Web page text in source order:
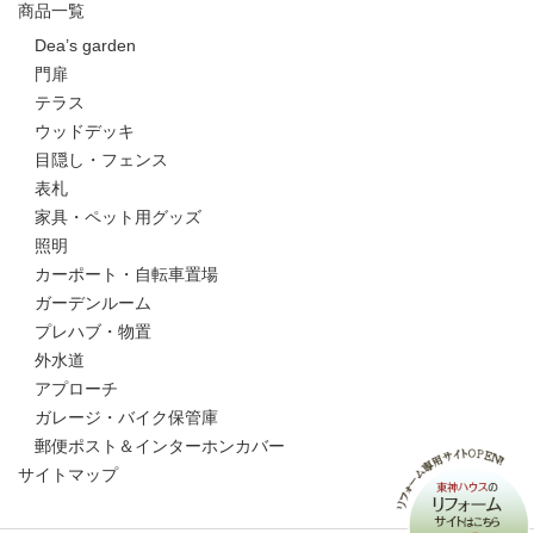
商品一覧
Dea’s garden
門扉
テラス
ウッドデッキ
目隠し・フェンス
表札
家具・ペット用グッズ
照明
カーポート・自転車置場
ガーデンルーム
プレハブ・物置
外水道
アプローチ
ガレージ・バイク保管庫
郵便ポスト＆インターホンカバー
サイトマップ